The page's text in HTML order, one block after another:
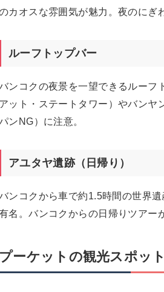
カオスな雰囲気が魅力。夜のにぎ
ルーフトップバー
ンコクの夜景を一望できるルーフ
アット・ステートタワー）やバンヤ
ンNG）に注意。
アユタヤ遺跡（日帰り）
ンコクから車で約1.5時間の世界
名。バンコクからの日帰りツアー
プーケットの観光スポット